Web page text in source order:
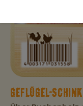
GEFLÜGEL-